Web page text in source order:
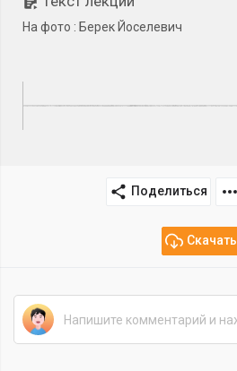
На фото : Берек Йоселевич
Поделиться
Скачать